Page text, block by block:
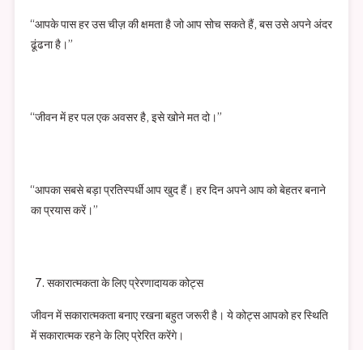
“आपके पास हर उस चीज़ की क्षमता है जो आप सोच सकते हैं, बस उसे अपने अंदर
ढूंढना है।”
“जीवन में हर पल एक अवसर है, इसे खोने मत दो।”
“आपका सबसे बड़ा प्रतिस्पर्धी आप खुद हैं। हर दिन अपने आप को बेहतर बनाने
का प्रयास करें।”
सकारात्मकता के लिए प्रेरणादायक कोट्स
जीवन में सकारात्मकता बनाए रखना बहुत जरूरी है। ये कोट्स आपको हर स्थिति
में सकारात्मक रहने के लिए प्रेरित करेंगे।